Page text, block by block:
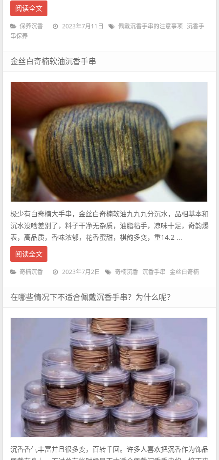
阅读全文
保养沉香 2023年7月11日 佩戴沉香手串的注意事项
沉香手
串保养
金丝白奇楠软油沉香手串
极少有白奇楠大手串，金丝白奇楠软油九九九分沉水，品相基本和
沉水没啥差别了，料子干净无杂质，油脂粘手，凉味十足，奇韵爆
表，高品质，香味浓郁，花香蜜甜，棋韵多变，重14.2 ...
阅读全文
奇楠沉香 2023年7月2日 奇楠沉香 沉香手串 金丝白奇楠
在哪些情况下不适合佩戴沉香手串？为什么呢？
沉香香气丰富并且很多变，百转千回。许多人喜欢把沉香作为饰品